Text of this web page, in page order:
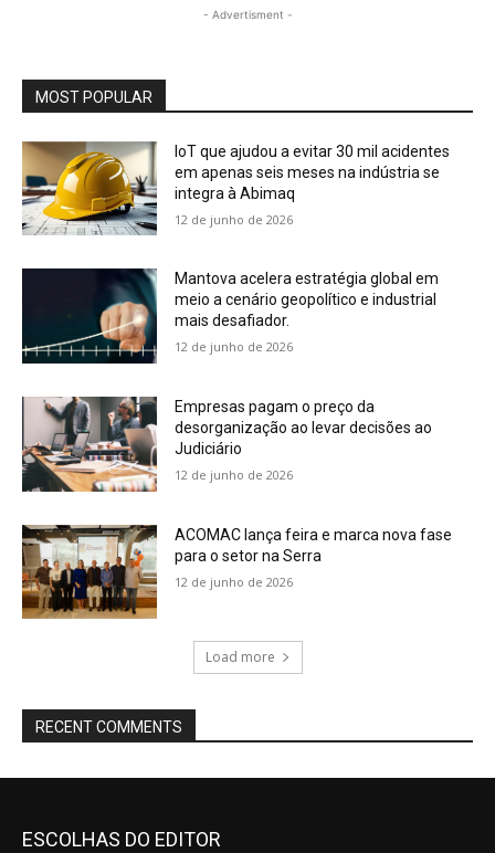
- Advertisment -
MOST POPULAR
IoT que ajudou a evitar 30 mil acidentes
em apenas seis meses na indústria se
integra à Abimaq
12 de junho de 2026
Mantova acelera estratégia global em
meio a cenário geopolítico e industrial
mais desafiador.
12 de junho de 2026
Empresas pagam o preço da
desorganização ao levar decisões ao
Judiciário
12 de junho de 2026
ACOMAC lança feira e marca nova fase
para o setor na Serra
12 de junho de 2026
Load more
RECENT COMMENTS
ESCOLHAS DO EDITOR